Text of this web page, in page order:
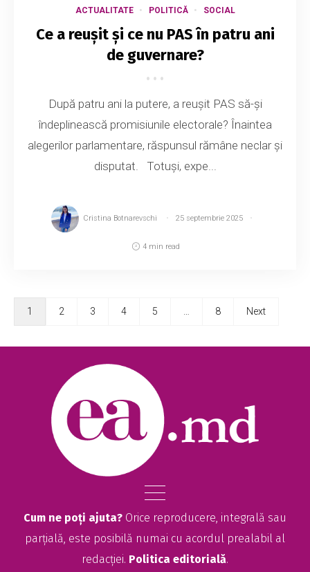
ACTUALITATE POLITICĂ SOCIAL
Ce a reușit și ce nu PAS în patru ani
de guvernare?
După patru ani la putere, a reușit PAS să-și
îndeplinească promisiunile electorale? Înaintea
alegerilor parlamentare, răspunsul rămâne neclar și
disputat. Totuși, expe...
Cristina Botnarevschi 25 septembrie 2025
4 min read
1 2 3 4 5 8 Next
Cum ne poți ajuta? Orice reproducere, integrală sau
parțială, este posibilă numai cu acordul prealabil al
redacției. Politica editorială.